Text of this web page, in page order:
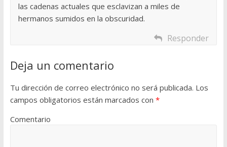
las cadenas actuales que esclavizan a miles de
hermanos sumidos en la obscuridad.
Responder
Deja un comentario
Tu dirección de correo electrónico no será publicada. Los
campos obligatorios están marcados con *
Comentario